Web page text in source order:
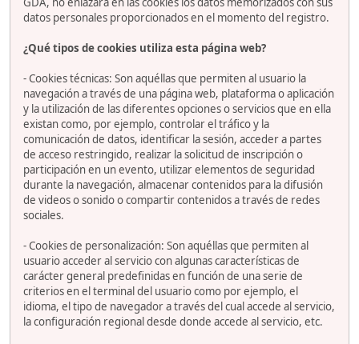
datos personales proporcionados en el momento del registro.
¿Qué tipos de cookies utiliza esta página web?
- Cookies técnicas: Son aquéllas que permiten al usuario la
navegación a través de una página web, plataforma o aplicación
y la utilización de las diferentes opciones o servicios que en ella
existan como, por ejemplo, controlar el tráfico y la
comunicación de datos, identificar la sesión, acceder a partes
de acceso restringido, realizar la solicitud de inscripción o
participación en un evento, utilizar elementos de seguridad
durante la navegación, almacenar contenidos para la difusión
de videos o sonido o compartir contenidos a través de redes
sociales.
- Cookies de personalización: Son aquéllas que permiten al
usuario acceder al servicio con algunas características de
carácter general predefinidas en función de una serie de
criterios en el terminal del usuario como por ejemplo, el
idioma, el tipo de navegador a través del cual accede al servicio,
la configuración regional desde donde accede al servicio, etc.